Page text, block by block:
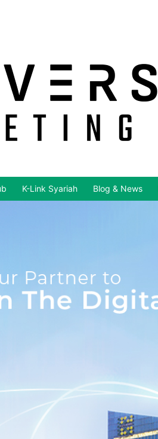
K-Link Syariah Blog & News